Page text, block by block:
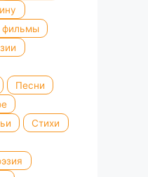
фильмы
Песни
Стихи